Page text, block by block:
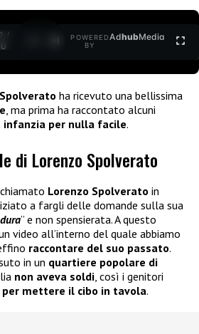
/
POWERED
BY
AdhubMedia
ha ricevuto una bellissima
, ma prima ha raccontato alcuni
infanzia per nulla facile.
di Lorenzo Spolverato
Lorenzo Spolverato in
a fargli delle domande sulla sua
dura” e non spensierata. A questo
video all’interno del quale abbiamo
raccontare del suo passato.
in un quartiere popolare di
non aveva soldi, così i genitori
per mettere il cibo in tavola.